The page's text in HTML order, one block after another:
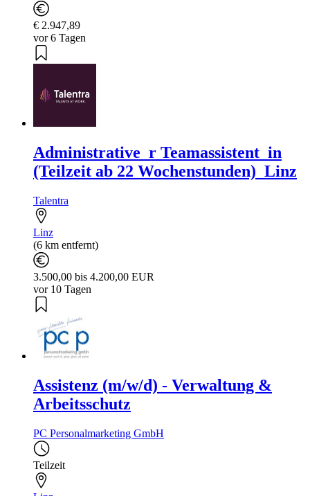
€ 2.947,89
vor 6 Tagen
Administrative_r Teamassistent_in
(Teilzeit ab 22 Wochenstunden)_Linz
Talentra
Linz
(6 km entfernt)
3.500,00 bis 4.200,00 EUR
vor 10 Tagen
Assistenz (m/w/d) - Verwaltung &
Arbeitsschutz
PC Personalmarketing GmbH
Teilzeit